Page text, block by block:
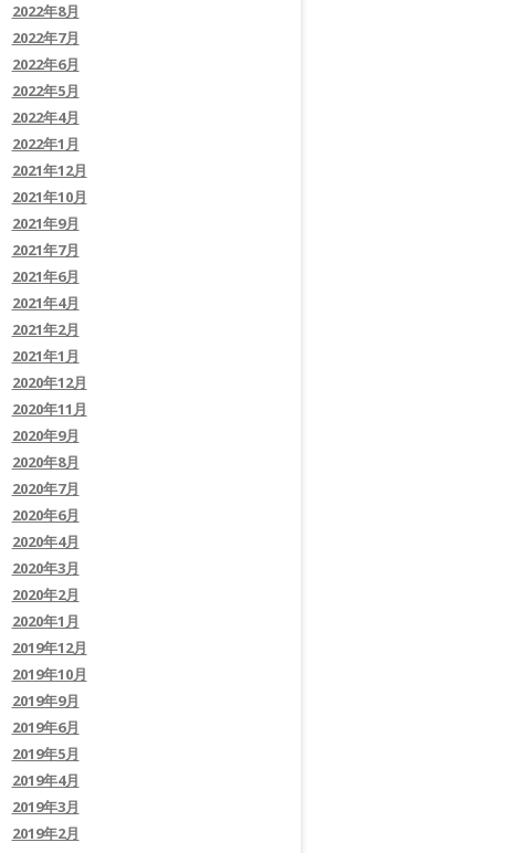
2022年8月
2022年7月
2022年6月
2022年5月
2022年4月
2022年1月
2021年12月
2021年10月
2021年9月
2021年7月
2021年6月
2021年4月
2021年2月
2021年1月
2020年12月
2020年11月
2020年9月
2020年8月
2020年7月
2020年6月
2020年4月
2020年3月
2020年2月
2020年1月
2019年12月
2019年10月
2019年9月
2019年6月
2019年5月
2019年4月
2019年3月
2019年2月